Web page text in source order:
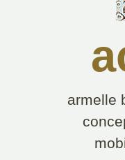
armelle